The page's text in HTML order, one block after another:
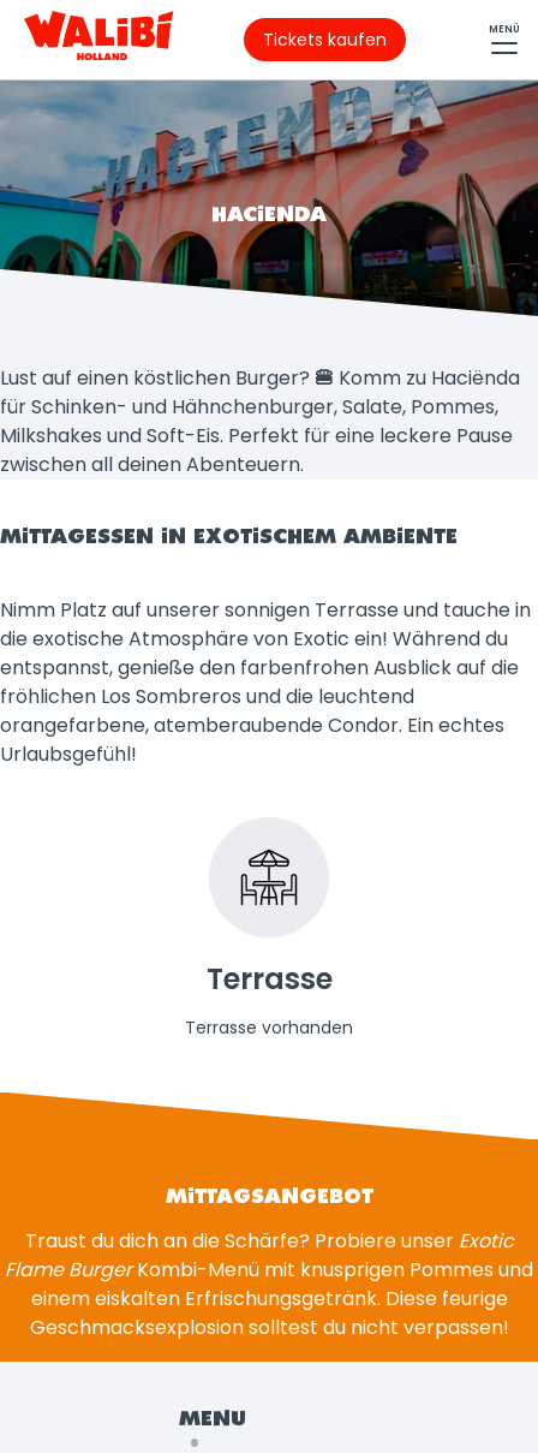
Tickets kaufen MENÜ
HACIENDA
Lust auf einen köstlichen Burger? 🍔 Komm zu Haciënda
für Schinken- und Hähnchenburger, Salate, Pommes,
Milkshakes und Soft-Eis. Perfekt für eine leckere Pause
zwischen all deinen Abenteuern.
MITTAGESSEN IN EXOTISCHEM AMBIENTE
Nimm Platz auf unserer sonnigen Terrasse und tauche in
die exotische Atmosphäre von Exotic ein! Während du
entspannst, genieße den farbenfrohen Ausblick auf die
fröhlichen Los Sombreros und die leuchtend
orangefarbene, atemberaubende Condor. Ein echtes
Urlaubsgefühl!
Terrasse
Terrasse vorhanden
MITTAGSANGEBOT
Traust du dich an die Schärfe? Probiere unser Exotic
Flame BurgerKombi-Menü mit knusprigen Pommes und
einem eiskalten Erfrischungsgetränk. Diese feurige
Geschmacksexplosion solltest du nicht verpassen!
MENU